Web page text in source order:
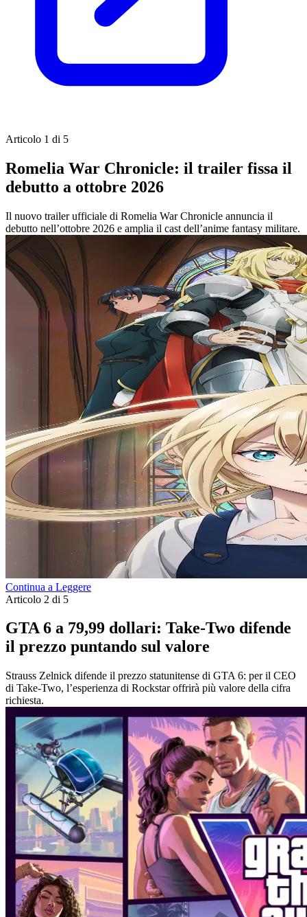
Articolo 1 di 5
Romelia War Chronicle: il trailer fissa il
debutto a ottobre 2026
Il nuovo trailer ufficiale di Romelia War Chronicle annuncia il
debutto nell’ottobre 2026 e amplia il cast dell’anime fantasy militare.
Continua a Leggere
Articolo 2 di 5
GTA 6 a 79,99 dollari: Take-Two difende
il prezzo puntando sul valore
Strauss Zelnick difende il prezzo statunitense di GTA 6: per il CEO
di Take-Two, l’esperienza di Rockstar offrirà più valore della cifra
richiesta.